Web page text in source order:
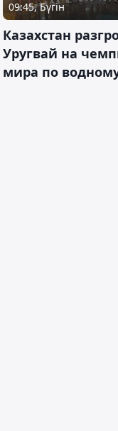
09:45, Бүгін
Казахстан
Уругвай на
мира по